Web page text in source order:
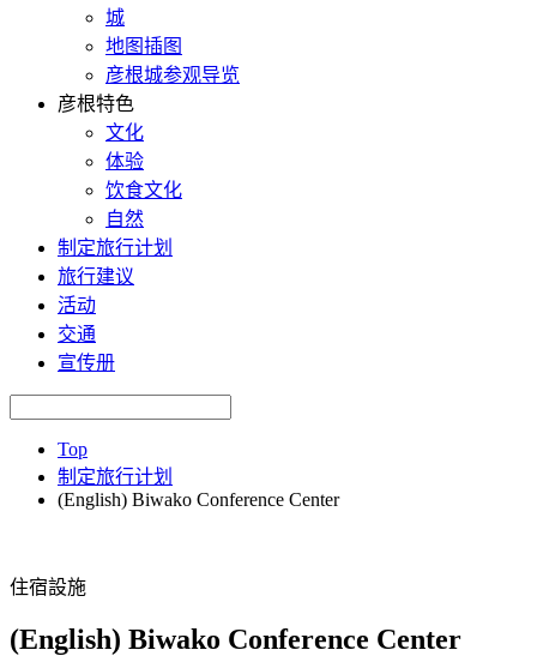
城
地图插图
彦根城参观导览
彦根特色
文化
体验
饮食文化
自然
制定旅行计划
旅行建议
活动
交通
宣传册
Top
制定旅行计划
(English) Biwako Conference Center
住宿設施
(English) Biwako Conference Center